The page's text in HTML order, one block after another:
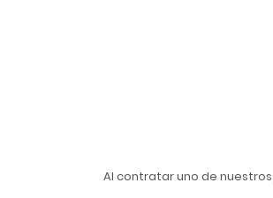
Al contratar uno de